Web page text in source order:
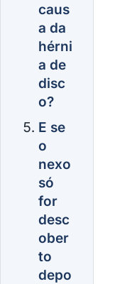
caus
a da
hérni
a de
disc
o?
E se
o
nexo
só
for
desc
ober
to
depo